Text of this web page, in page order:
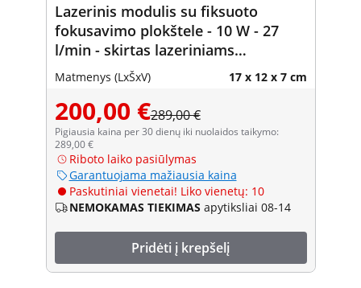
Lazerinis modulis su fiksuoto
fokusavimo plokštele - 10 W - 27
l/min - skirtas lazeriniams
pjaustytuvams / lazeriniams
graviravimo įrenginiams
Matmenys (LxŠxV) 17 x 12 x 7 cm
200,00 €289,00 €
Pigiausia kaina per 30 dienų iki nuolaidos taikymo:
289,00 €
Riboto laiko pasiūlymas
Garantuojama mažiausia kaina
Paskutiniai vienetai! Liko vienetų: 10
NEMOKAMAS TIEKIMAS apytiksliai 08-14
Pridėti į krepšelį